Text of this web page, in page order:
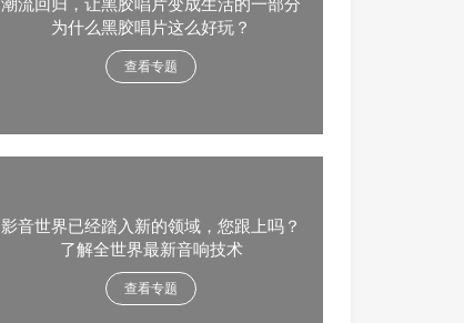
为什么黑胶唱片这么好玩？
查看专题
影音世界已经踏入新的领域，您跟上吗？
了解全世界最新音响技术
查看专题